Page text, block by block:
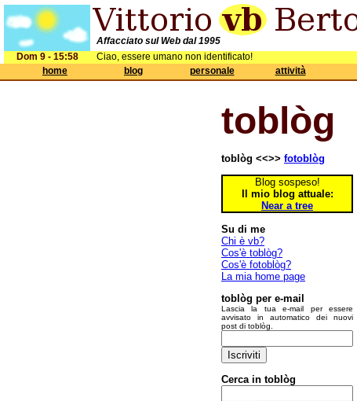
Affacciato sul Web dal 1995
Dom 9 - 15:58
Ciao, essere umano non identificato!
home
blog personale attività
toblòg
toblòg <<>> fotoblòg
Blog sospeso!
Il mio blog attuale:
Near a tree
Su di me
Chi è vb?
Cos'è toblòg?
Cos'è fotoblòg?
La mia home page
toblòg per e-mail
Lascia la tua e-mail per essere
avvisato in automatico dei nuovi
post di toblòg.
Cerca in toblòg